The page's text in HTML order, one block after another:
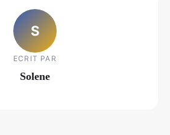
S
ECRIT PAR
Solene